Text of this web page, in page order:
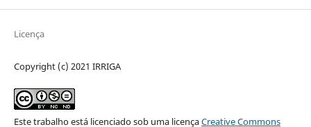
Licença
Copyright (c) 2021 IRRIGA
Este trabalho está licenciado sob uma licençaCreative Commons